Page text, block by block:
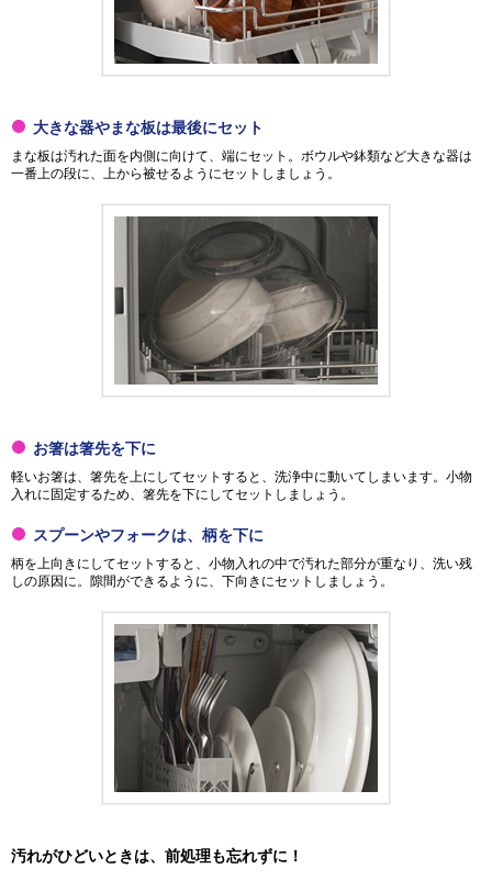
大きな器やまな板は最後にセット
まな板は汚れた面を内側に向けて、端にセット。ボウルや鉢類など大きな器は
一番上の段に、上から被せるようにセットしましょう。
お箸は箸先を下に
軽いお箸は、箸先を上にしてセットすると、洗浄中に動いてしまいます。小物
入れに固定するため、箸先を下にしてセットしましょう。
スプーンやフォークは、柄を下に
柄を上向きにしてセットすると、小物入れの中で汚れた部分が重なり、洗い残
しの原因に。隙間ができるように、下向きにセットしましょう。
汚れがひどいときは、前処理も忘れずに！